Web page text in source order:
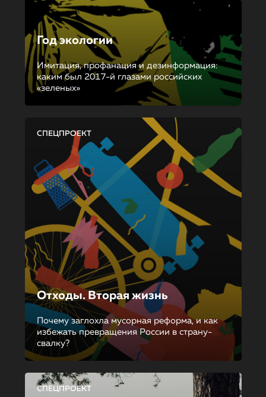
Год экологии
Имитация, профанация и дезинформация:
каким был 2017-й глазами российских
«зеленых»
СПЕЦПРОЕКТ
Отходы. Вторая жизнь
Почему заглохла мусорная реформа, и как
избежать превращения России в страну-
свалку?
СПЕЦПРОЕКТ